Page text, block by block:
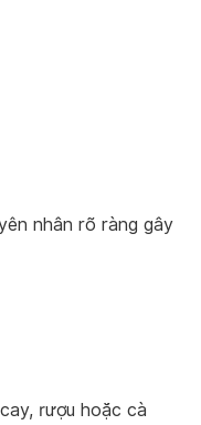
nhân rõ ràng gây
rượu hoặc cà